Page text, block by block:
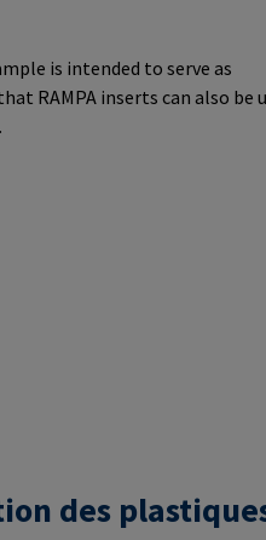
des